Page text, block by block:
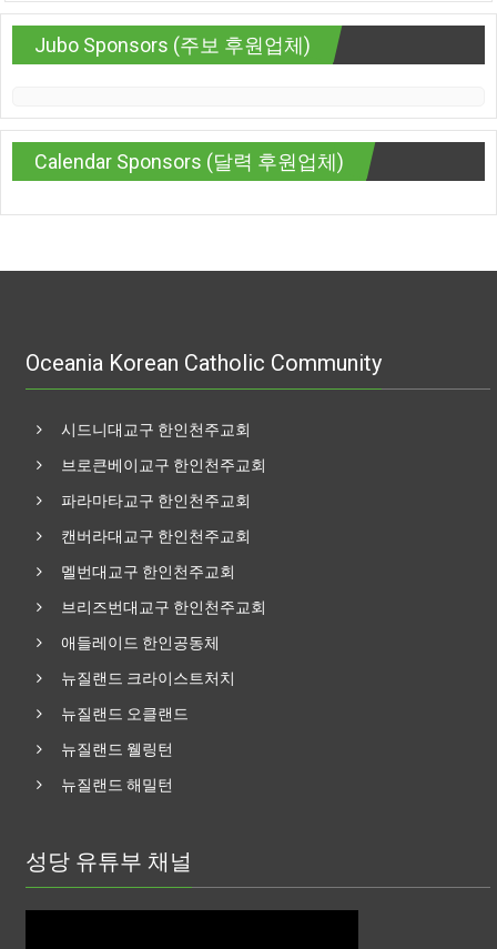
Jubo Sponsors (주보 후원업체)
Calendar Sponsors (달력 후원업체)
Oceania Korean Catholic Community
시드니대교구 한인천주교회
브로큰베이교구 한인천주교회
파라마타교구 한인천주교회
캔버라대교구 한인천주교회
멜번대교구 한인천주교회
브리즈번대교구 한인천주교회
애들레이드 한인공동체
뉴질랜드 크라이스트처치
뉴질랜드 오클랜드
뉴질랜드 웰링턴
뉴질랜드 해밀턴
성당 유튜부 채널